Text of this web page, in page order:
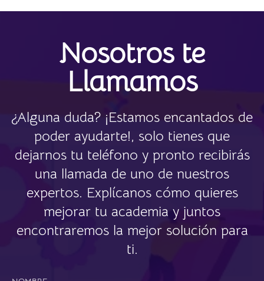
Nosotros te
Llamamos
¿Alguna duda? ¡Estamos encantados de
poder ayudarte!, solo tienes que
dejarnos tu teléfono y pronto recibirás
una llamada de uno de nuestros
expertos. Explícanos cómo quieres
mejorar tu academia y juntos
encontraremos la mejor solución para
ti.